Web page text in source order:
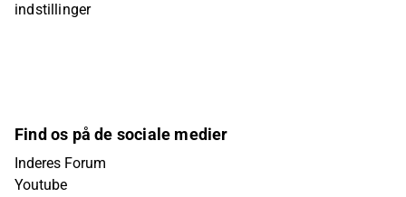
indstillinger
Find os på de sociale medier
Inderes Forum
Youtube